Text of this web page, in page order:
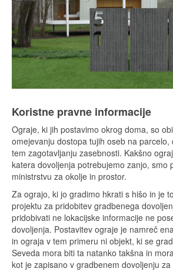
Koristne pravne informacije
Ograje, ki jih postavimo okrog doma, so
omejevanju dostopa tujih oseb na parcelo,
tem zagotavljanju zasebnosti. Kakšno
katera dovoljenja potrebujemo zanjo, smo
ministrstvu za okolje in prostor.
Za ograjo, ki jo gradimo hkrati s hišo in je
projektu za pridobitev gradbenega
pridobivati ne lokacijske informacije ne
dovoljenja. Postavitev ograje je namreč
in ograja v tem primeru ni objekt, ki se
Seveda mora biti ta natanko takšna in
kot je zapisano v gradbenem dovoljenju za